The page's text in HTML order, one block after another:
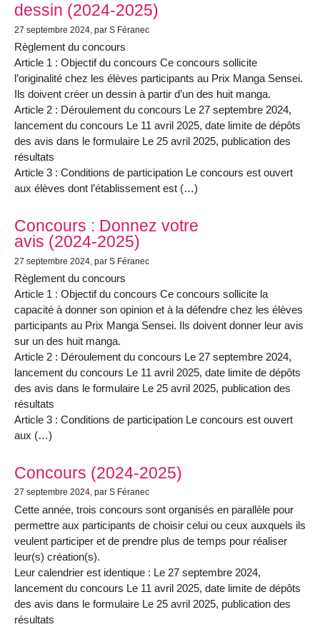
dessin (2024-2025)
27 septembre 2024 , par S Féranec
Règlement du concours
Article 1 : Objectif du concours Ce concours sollicite
l’originalité chez les élèves participants au Prix Manga Sensei.
Ils doivent créer un dessin à partir d’un des huit manga.
Article 2 : Déroulement du concours Le 27 septembre 2024,
lancement du concours Le 11 avril 2025, date limite de dépôts
des avis dans le formulaire Le 25 avril 2025, publication des
résultats
Article 3 : Conditions de participation Le concours est ouvert
aux élèves dont l’établissement est (…)
Concours : Donnez votre
avis (2024-2025)
27 septembre 2024 , par S Féranec
Règlement du concours
Article 1 : Objectif du concours Ce concours sollicite la
capacité à donner son opinion et à la défendre chez les élèves
participants au Prix Manga Sensei. Ils doivent donner leur avis
sur un des huit manga.
Article 2 : Déroulement du concours Le 27 septembre 2024,
lancement du concours Le 11 avril 2025, date limite de dépôts
des avis dans le formulaire Le 25 avril 2025, publication des
résultats
Article 3 : Conditions de participation Le concours est ouvert
aux (…)
Concours (2024-2025)
27 septembre 2024, par S Féranec
Cette année, trois concours sont organisés en parallèle pour
permettre aux participants de choisir celui ou ceux auxquels ils
veulent participer et de prendre plus de temps pour réaliser
leur(s) création(s).
Leur calendrier est identique : Le 27 septembre 2024,
lancement du concours Le 11 avril 2025, date limite de dépôts
des avis dans le formulaire Le 25 avril 2025, publication des
résultats